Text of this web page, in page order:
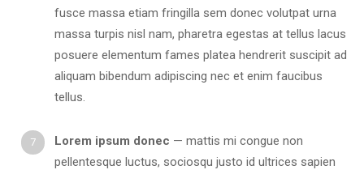
fusce massa etiam fringilla sem donec volutpat urna
massa turpis nisl nam, pharetra egestas at tellus lacus
posuere elementum fames platea hendrerit suscipit ad
aliquam bibendum adipiscing nec et enim faucibus
tellus.
Lorem ipsum donec — mattis mi congue non
pellentesque luctus, sociosqu justo id ultrices sapien